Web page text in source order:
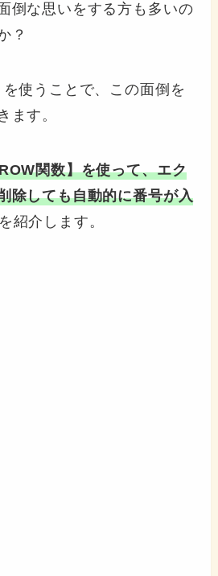
倒な思いをする方も多いの
？
使うことで、この面倒を
ます。
関数】を使って、エク
除しても自動的に番号が入
紹介します。